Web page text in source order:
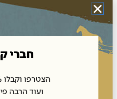
חברי
הצטרפו וקבלו 10% הנחה לרכישה ראשונה באתר
ועוד הרבה